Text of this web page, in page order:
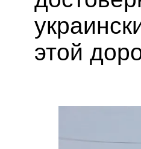
этой